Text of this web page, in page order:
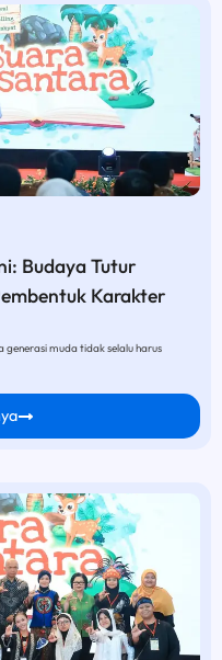
Budaya Tutur
Karakter
muda tidak selalu harus